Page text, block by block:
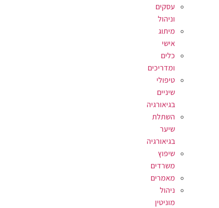
עסקים
וניהול
מיתוג
אישי
כלים
ומדריכים
טיפולי
שיניים
בגיאורגיה
השתלת
שיער
בגיאורגיה
שיפוץ
משרדים
מאמרים
ניהול
מוניטין